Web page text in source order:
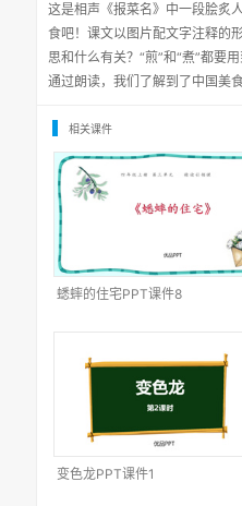
这是相声《报菜名》中一段脍炙
食吧！课文以图片配文字注释的
思和什么有关？“煎”和“煮”都要
通过朗读，我们了解到了中国美
相关课件
蟋蟀的住宅PPT课件8
变色龙PPT课件1